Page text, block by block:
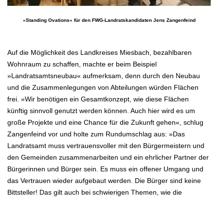
»Standing Ovations« für den FWG-Landratskandidaten Jens Zangenfeind
Auf die Möglichkeit des Landkreises Miesbach, bezahlbaren
Wohnraum zu schaffen, machte er beim Beispiel
»Landratsamtsneubau« aufmerksam, denn durch den Neubau
und die Zusammenlegungen von Abteilungen würden Flächen
frei. »Wir benötigen ein Gesamtkonzept, wie diese Flächen
künftig sinnvoll genutzt werden können. Auch hier wird es um
große Projekte und eine Chance für die Zukunft gehen«, schlug
Zangenfeind vor und holte zum Rundumschlag aus: »Das
Landratsamt muss vertrauensvoller mit den Bürgermeistern und
den Gemeinden zusammenarbeiten und ein ehrlicher Partner der
Bürgerinnen und Bürger sein. Es muss ein offener Umgang und
das Vertrauen wieder aufgebaut werden. Die Bürger sind keine
Bittsteller! Das gilt auch bei schwierigen Themen, wie die